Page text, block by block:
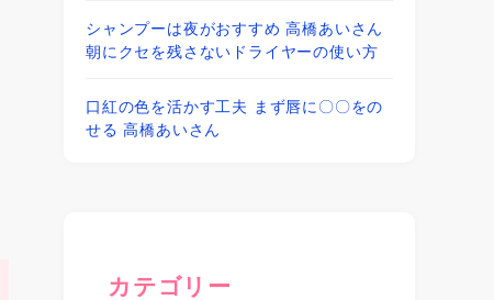
シャンプーは夜がおすすめ 高橋あいさん
朝にクセを残さないドライヤーの使い方
口紅の色を活かす工夫 まず唇に〇〇をの
せる 高橋あいさん
カテゴリー